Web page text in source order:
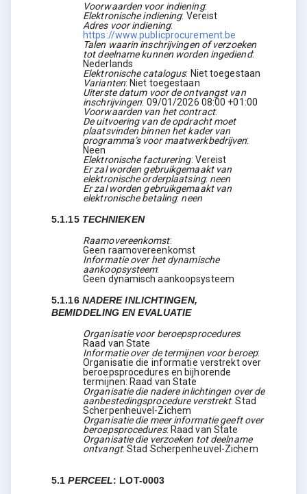
Voorwaarden voor indiening:
Elektronische indiening: Vereist
Adres voor indiening:
https://www.publicprocurement.be
Talen waarin inschrijvingen of verzoeken
tot deelname kunnen worden ingediend:
Nederlands
Elektronische catalogus: Niet toegestaan
Varianten: Niet toegestaan
Uiterste datum voor de ontvangst van
inschrijvingen: 09/01/2026 08:00 +01:00
Voorwaarden van het contract:
De uitvoering van de opdracht moet
plaatsvinden binnen het kader van
programma’s voor maatwerkbedrijven:
Neen
Elektronische facturering: Vereist
Er zal worden gebruikgemaakt van
elektronische orderplaatsing: neen
Er zal worden gebruikgemaakt van
elektronische betaling: neen
5.1.15 TECHNIEKEN
Raamovereenkomst:
Geen raamovereenkomst
Informatie over het dynamische
aankoopsysteem:
Geen dynamisch aankoopsysteem
5.1.16 NADERE INLICHTINGEN,
BEMIDDELING EN EVALUATIE
Organisatie voor beroepsprocedures:
Raad van State
Informatie over de termijnen voor beroep:
Organisatie die informatie verstrekt over
beroepsprocedures en bijhorende
termijnen: Raad van State
Organisatie die nadere inlichtingen over de
aanbestedingsprocedure verstrekt:Stad
Scherpenheuvel-Zichem
Organisatie die meer informatie geeft over
beroepsprocedures: Raad van State
Organisatie die verzoeken tot deelname
ontvangt:Stad Scherpenheuvel-Zichem
5.1PERCEEL: LOT-0003